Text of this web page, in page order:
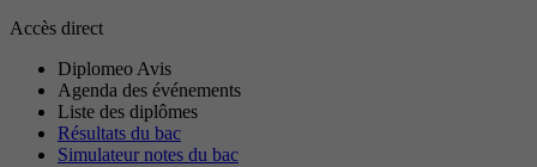
Accès direct
Diplomeo Avis
Agenda des événements
Liste des diplômes
Résultats du bac
Simulateur notes du bac